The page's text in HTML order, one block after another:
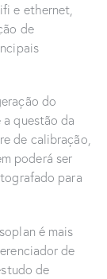
e ethernet,
de
do
questão da
de calibração,
poderá ser
para
é mais
de
de